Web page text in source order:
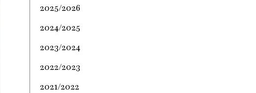
2025/2026
2024/2025
2023/2024
2022/2023
2021/2022